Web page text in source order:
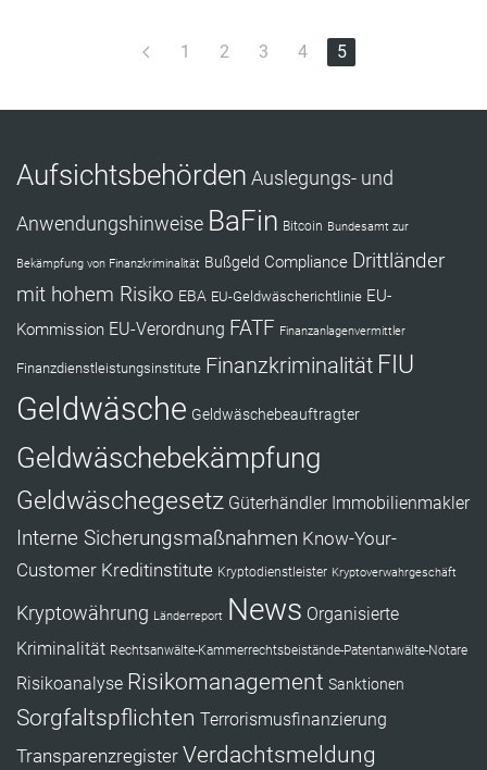
1 2 3 4 5
Aufsichtsbehörden Auslegungs- und
Anwendungshinweise BaFin Bitcoin Bundesamt zur
Bekämpfung von Finanzkriminalität Bußgeld Compliance Drittländer
mit hohem Risiko EBA EU-Geldwäscherichtlinie EU-
Kommission EU-Verordnung FATF Finanzanlagenvermittler
Finanzdienstleistungsinstitute Finanzkriminalität FIU
Geldwäsche Geldwäschebeauftragter
Geldwäschebekämpfung
Geldwäschegesetz Güterhändler Immobilienmakler
Interne Sicherungsmaßnahmen Know-Your-
Customer Kreditinstitute Kryptodienstleister Kryptoverwahrgeschäft
Kryptowährung Länderreport News Organisierte
Kriminalität Rechtsanwälte-Kammerrechtsbeistände-Patentanwälte-Notare
Risikoanalyse Risikomanagement Sanktionen
Sorgfaltspflichten Terrorismusfinanzierung
Transparenzregister Verdachtsmeldung